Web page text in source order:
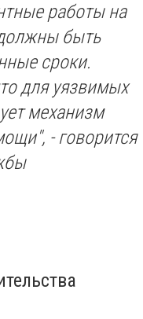
работы на
быть
сроки.
для уязвимых
механизм
- говорится